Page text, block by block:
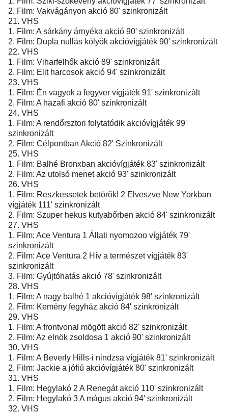
2. Film: Vakvágányon akció 80' szinkronizált
21. VHS
1. Film: A sárkány árnyéka akció 90' szinkronizált
2. Film: Dupla nullás kölyök akcióvígjáték 90' szinkronizált
22. VHS
1. Film: Viharfelhők akció 89' szinkronizált
2. Film: Elit harcosok akció 94' szinkronizált
23. VHS
1. Film: Én vagyok a fegyver vígjáték 91' szinkronizált
2. Film: A hazafi akció 80' szinkronizált
24. VHS
1. Film: A rendőrsztori folytatódik akcióvígjáték 99'
szinkronizált
2. Film: Célpontban Akció 82' Szinkronizált
25. VHS
1. Film: Balhé Bronxban akcióvígjáték 83' szinkronizált
2. Film: Az utolsó menet akció 93' szinkronizált
26. VHS
1. Film: Reszkessetek betörők! 2 Elveszve New Yorkban
vígjáték 111' szinkronizált
2. Film: Szuper hekus kutyabőrben akció 84' szinkronizált
27. VHS
1. Film: Ace Ventura 1 Állati nyomozoo vígjáték 79'
szinkronizált
2. Film: Ace Ventura 2 Hív a természet vígjáték 83'
szinkronizált
3. Film: Gyújtóhatás akció 78' szinkronizált
28. VHS
1. Film: A nagy balhé 1 akcióvígjáték 98' szinkronizált
2. Film: Kemény fegyház akció 84' szinkronizált
29. VHS
1. Film: A frontvonal mögött akció 82' szinkronizált
2. Film: Az elnök zsoldosa 1 akció 90' szinkronizált
30. VHS
1. Film: A Beverly Hills-i nindzsa vígjáték 81' szinkronizált
2. Film: Jackie a jófiú akcióvígjáték 80' szinkronizált
31. VHS
1. Film: Hegylakó 2 A Renegát akció 110' szinkronizált
2. Film: Hegylakó 3 A mágus akció 94' szinkronizált
32. VHS